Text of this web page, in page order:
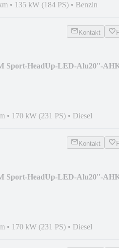
• 135 kW (184 PS) • Benzin
Kontakt
Sport-HeadUp-LED-Alu20''-
• 170 kW (231 PS) • Diesel
Kontakt
Sport-HeadUp-LED-Alu20''-
• 170 kW (231 PS) • Diesel